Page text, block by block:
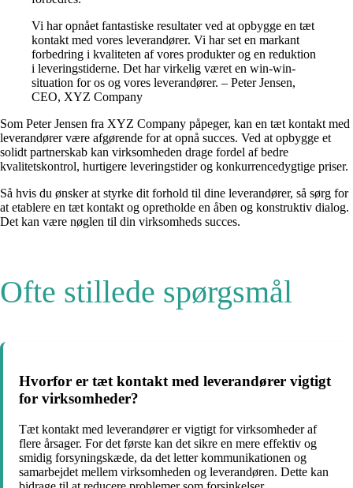
Vi har opnået fantastiske resultater ved at opbygge en tæt
kontakt med vores leverandører. Vi har set en markant
forbedring i kvaliteten af vores produkter og en reduktion
i leveringstiderne. Det har virkelig været en win-win-
situation for os og vores leverandører. – Peter Jensen,
CEO, XYZ Company
Som Peter Jensen fra XYZ Company påpeger, kan en tæt kontakt med
leverandører være afgørende for at opnå succes. Ved at opbygge et
solidt partnerskab kan virksomheden drage fordel af bedre
kvalitetskontrol, hurtigere leveringstider og konkurrencedygtige priser.
Så hvis du ønsker at styrke dit forhold til dine leverandører, så sørg for
at etablere en tæt kontakt og opretholde en åben og konstruktiv dialog.
Det kan være nøglen til din virksomheds succes.
Ofte stillede spørgsmål
Hvorfor er tæt kontakt med leverandører vigtigt
for virksomheder?
Tæt kontakt med leverandører er vigtigt for virksomheder af
flere årsager. For det første kan det sikre en mere effektiv og
smidig forsyningskæde, da det letter kommunikationen og
samarbejdet mellem virksomheden og leverandøren. Dette kan